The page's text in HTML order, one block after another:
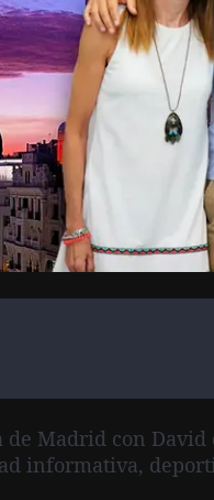
Madrid con David
informativa,